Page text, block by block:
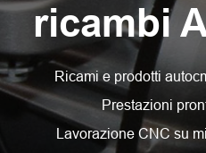
ricambi
Ricami e prodotti
Prestazioni
Lavorazione CNC su